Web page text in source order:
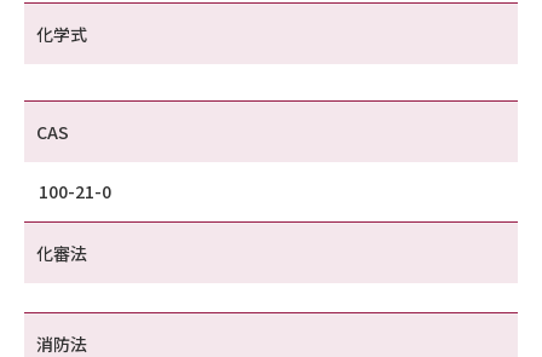
化学式
CAS
100-21-0
化審法
消防法